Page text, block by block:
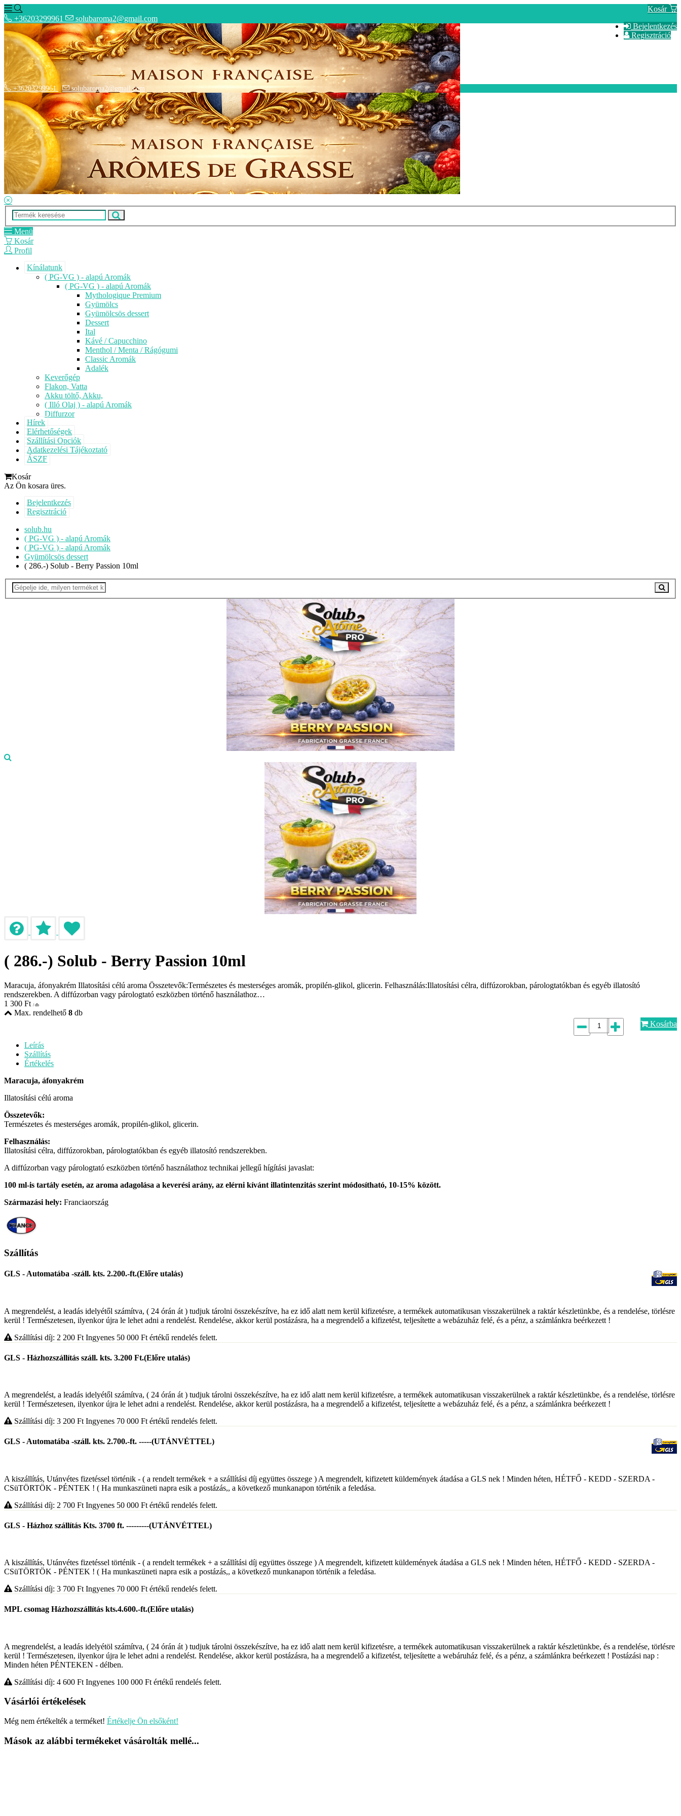
Kosár
Bejelentkezés
Regisztráció
+36203299961 solubaroma2@gmail.com
Hírek
Elérhetőségek
Szállítási Opciók
Adatkezelési Tájékoztató
ÁSZF
+36203299961 solubaroma2@gmail.com
Menü
Kosár
Profil
Kínálatunk
( PG-VG ) - alapú Aromák
( PG-VG ) - alapú Aromák
Mythologique Premium
Gyümölcs
Gyümölcsös dessert
Dessert
Ital
Kávé / Capucchino
Menthol / Menta / Rágógumi
Classic Aromák
Adalék
Keverőgép
Flakon, Vatta
Akku töltő, Akku,
( Illó Olaj ) - alapú Aromák
Diffurzor
Hírek
Elérhetőségek
Szállítási Opciók
Adatkezelési Tájékoztató
ÁSZF
Kosár
Az Ön kosara üres.
Bejelentkezés
Regisztráció
solub.hu
( PG-VG ) - alapú Aromák
( PG-VG ) - alapú Aromák
Gyümölcsös dessert
( 286.-) Solub - Berry Passion 10ml
( 286.-) Solub - Berry Passion 10ml
Maracuja, áfonyakrém Illatosítási célú aroma Összetevők:Természetes és mesterséges aromák, propilén-glikol, glicerin. Felhasználás:Illatosítási célra, diffúzorokban, párologtatókban és egyéb illatosító
rendszerekben. A diffúzorban vagy párologtató eszközben történő használathoz…
1 300 Ft / db
Max. rendelhető 8 db
Kosárba
Leírás
Szállítás
Értékelés
Maracuja, áfonyakrém
Illatosítási célú aroma
Összetevők:
Természetes és mesterséges aromák, propilén-glikol, glicerin.
Felhasználás:
Illatosítási célra, diffúzorokban, párologtatókban és egyéb illatosító rendszerekben.
A diffúzorban vagy párologtató eszközben történő használathoz technikai jellegű hígítási javaslat:
100 ml-is tartály esetén, az aroma adagolása a keverési arány, az elérni kívánt illatintenzitás szerint módosítható, 10-15% között.
Származási hely: Franciaország
Szállítás
GLS - Automatába -száll. kts. 2.200.-ft.(Előre utalás)
A megrendelést, a leadás idelyétől számítva, ( 24 órán át ) tudjuk tárolni összekészítve, ha ez idő alatt nem kerül kifizetésre, a termékek automatikusan visszakerülnek a raktár készletünkbe, és a rendelése, törlésre
kerül ! Természetesen, ilyenkor újra le lehet adni a rendelést. Rendelése, akkor kerül postázásra, ha a megrendelő a kifizetést, teljesítette a webázuház felé, és a pénz, a számlánkra beérkezett !
Szállítási díj: 2 200 Ft Ingyenes 50 000 Ft értékű rendelés felett.
GLS - Házhozszállítás száll. kts. 3.200 Ft.(Előre utalás)
A megrendelést, a leadás idelyétől számítva, ( 24 órán át ) tudjuk tárolni összekészítve, ha ez idő alatt nem kerül kifizetésre, a termékek automatikusan visszakerülnek a raktár készletünkbe, és a rendelése, törlésre
kerül ! Természetesen, ilyenkor újra le lehet adni a rendelést. Rendelése, akkor kerül postázásra, ha a megrendelő a kifizetést, teljesítette a webázuház felé, és a pénz, a számlánkra beérkezett !
Szállítási díj: 3 200 Ft Ingyenes 70 000 Ft értékű rendelés felett.
GLS - Automatába -száll. kts. 2.700.-ft. -----(UTÁNVÉTTEL)
A kiszállítás, Utánvétes fizetéssel történik - ( a rendelt termékek + a szállítási díj együttes összege ) A megrendelt, kifizetett küldemények átadása a GLS nek ! Minden héten, HÉTFŐ - KEDD - SZERDA -
CSüTÖRTÖK - PÉNTEK ! ( Ha munkaszüneti napra esik a postázás,, a következő munkanapon történik a feledása.
Szállítási díj: 2 700 Ft Ingyenes 50 000 Ft értékű rendelés felett.
GLS - Házhoz szállítás Kts. 3700 ft. ---------(UTÁNVÉTTEL)
A kiszállítás, Utánvétes fizetéssel történik - ( a rendelt termékek + a szállítási díj együttes összege ) A megrendelt, kifizetett küldemények átadása a GLS nek ! Minden héten, HÉTFŐ - KEDD - SZERDA -
CSüTÖRTÖK - PÉNTEK ! ( Ha munkaszüneti napra esik a postázás,, a következő munkanapon történik a feledása.
Szállítási díj: 3 700 Ft Ingyenes 70 000 Ft értékű rendelés felett.
MPL csomag Házhozszállítás kts.4.600.-ft.(Előre utalás)
A megrendelést, a leadás idelyétöl számítva, ( 24 órán át ) tudjuk tárolni összekészítve, ha ez idő alatt nem kerül kifizetésre, a termékek automatikusan visszakerülnek a raktár készletünkbe, és a rendelése, törlésre
kerül ! Természetesen, ilyenkor újra le lehet adni a rendelést. Rendelése, akkor kerül postázásra, ha a megrendelő a kifizetést, teljesítette a webáruház felé, és a pénz, a számlánkra beérkezett ! Postázási nap :
Minden héten PÉNTEKEN - délben.
Szállítási díj: 4 600 Ft Ingyenes 100 000 Ft értékű rendelés felett.
Vásárlói értékelések
Még nem értékelték a terméket! Értékelje Ön elsőként!
Mások az alábbi termékeket vásárolták mellé...